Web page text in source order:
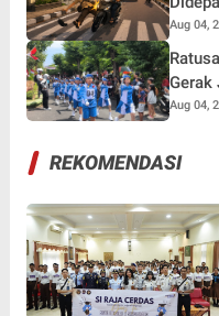
Aug 04,
Gerak
Aug 04,
REKOMENDASI